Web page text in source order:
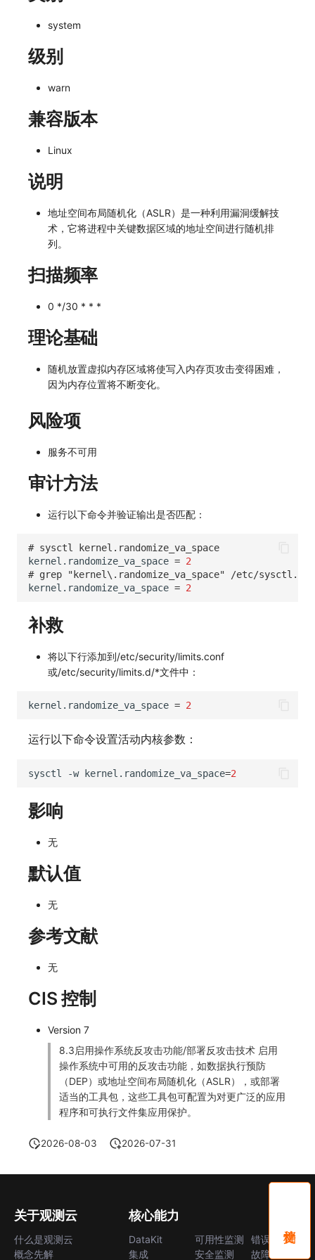
Windows
Unity
分析看板
成员管理
API Keys 管理
黑名单
字段展示权限
敏感数据扫描
SSO 管理
异常追踪
错误中心
统一目录
快照管理
Func 函数
图表图片
工作空间内置 API Key
角色管理
分组管理
模板管理
登录映射规则
观测云费用中心服务协议
观测云移动应用隐私政策
数据处理协议（DPA）
观测云费用中心账号注销须知
system
级别
warn
兼容版本
Linux
说明
地址空间布局随机化（ASLR）是一种利用漏洞缓解技
术，它将进程中关键数据区域的地址空间进行随机排
列。
扫描频率
0 */30 * * *
理论基础
随机放置虚拟内存区域将使写入内存页攻击变得困难，
因为内存位置将不断变化。
风险项
服务不可用
审计方法
运行以下命令并验证输出是否匹配：
# sysctl kernel.randomize_va_space
kernel.randomize_va_space = 2
# grep "kernel\.randomize_va_space" /etc/
kernel.randomize_va_space = 2
补救
将以下行添加到/etc/security/limits.conf
或/etc/security/limits.d/*文件中：
kernel.randomize_va_space = 2
运行以下命令设置活动内核参数：
sysctl -w kernel.randomize_va_space=2
影响
无
默认值
无
参考文献
无
CIS 控制
Version 7
8.3启用操作系统反攻击功能/部署反攻击技术 启用
操作系统中可用的反攻击功能，如数据执行预防
（DEP）或地址空间布局随机化（ASLR），或部署
适当的工具包，这些工具包可配置为对更广泛的应用
程序和可执行文件集应用保护。
2026-08-03 2026-07-31
关于观测云
什么是观测云
概念先解
核心能力
DataKit
集成
可用性监测
安全监测
错误中心
故障中心